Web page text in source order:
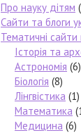
Про науку дітям
Сайти та блоги
Тематичні сайти
Історія та
Астрономія (6)
Біологія (8)
Лінгвістика (1)
Математика
Медицина (6)